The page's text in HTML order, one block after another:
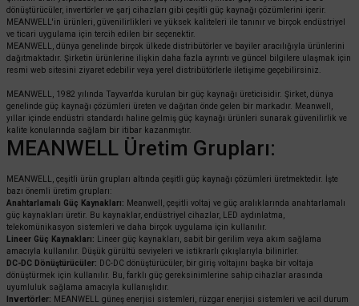
dönüştürücüler, invertörler ve şarj cihazları gibi çeşitli güç kaynağı çözümlerini içerir.
MEANWELL'in ürünleri, güvenilirlikleri ve yüksek kaliteleri ile tanınır ve birçok endüstriyel
ve ticari uygulama için tercih edilen bir seçenektir.
MEANWELL, dünya genelinde birçok ülkede distribütörler ve bayiler aracılığıyla ürünlerini
dağıtmaktadır. Şirketin ürünlerine ilişkin daha fazla ayrıntı ve güncel bilgilere ulaşmak için
resmi web sitesini ziyaret edebilir veya yerel distribütörlerle iletişime geçebilirsiniz.
MEANWELL, 1982 yılında Tayvan'da kurulan bir güç kaynağı üreticisidir. Şirket, dünya
genelinde güç kaynağı çözümleri üreten ve dağıtan önde gelen bir markadır. Meanwell,
yıllar içinde endüstri standardı haline gelmiş güç kaynağı ürünleri sunarak güvenilirlik ve
kalite konularında sağlam bir itibar kazanmıştır.
MEANWELL Üretim Grupları:
MEANWELL, çeşitli ürün grupları altında çeşitli güç kaynağı çözümleri üretmektedir. İşte
bazı önemli üretim grupları:
Anahtarlamalı Güç Kaynakları: Meanwell, çeşitli voltaj ve güç aralıklarında anahtarlamalı
güç kaynakları üretir. Bu kaynaklar, endüstriyel cihazlar, LED aydınlatma,
telekomünikasyon sistemleri ve daha birçok uygulama için kullanılır.
Lineer Güç Kaynakları: Lineer güç kaynakları, sabit bir gerilim veya akım sağlama
amacıyla kullanılır. Düşük gürültü seviyeleri ve istikrarlı çıkışlarıyla bilinirler.
DC-DC Dönüştürücüler: DC-DC dönüştürücüler, bir giriş voltajını başka bir voltaja
dönüştürmek için kullanılır. Bu, farklı güç gereksinimlerine sahip cihazlar arasında
uyumluluk sağlama amacıyla kullanışlıdır.
Invertörler: MEANWELL güneş enerjisi sistemleri, rüzgar enerjisi sistemleri ve acil durum